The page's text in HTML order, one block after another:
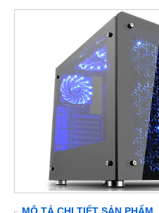
Bộ Số 15 Máy Bộ Số 17